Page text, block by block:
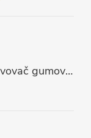
Koch Chemie GUF Gummifix - Oživovač gumových koberců (1000ml)